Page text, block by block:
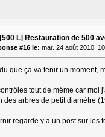
L] Restauration de 500
#16 le: mar. 24 août 2010,
que ça va tenir un moment,
tout de même car moi
des arbres de petit diamètre
regarde y a un post sur les